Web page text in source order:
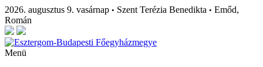
2026. augusztus 9. vasárnap • Szent Terézia Benedikta • Emőd,
Román
Menü